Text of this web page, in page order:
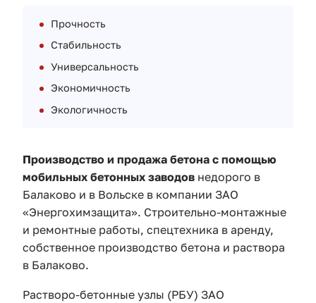
Прочность
Стабильность
Универсальность
Экономичность
Экологичность
Производство и продажа бетона с помощью
мобильных бетонных заводов недорого в
Балаково и в Вольске в компании ЗАО
«Энергохимзащита». Строительно-монтажные
и ремонтные работы, спецтехника в аренду,
собственное производство бетона и раствора
в Балаково.
Растворо-бетонные узлы (РБУ) ЗАО